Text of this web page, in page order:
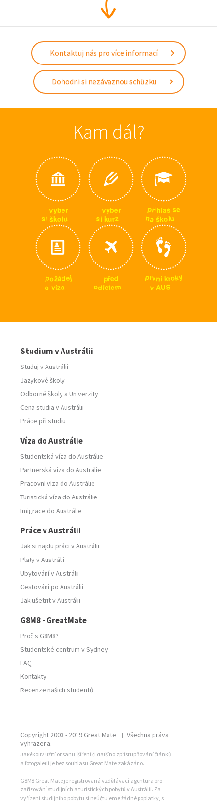
Kontaktuj nás pro více informací
Dohodni si nezávaznou schůzku
Kam dál?
vyber
si školu
vyber
si kurz
přihlaš se
na školu
požádej
o víza
před
odletem
prvníkroky
v AUS
Studium v Austrálii
Studuj v Austrálii
Jazykové školy
Odborné školy aUniverzity
Cena studia v Austrálii
Práce při studiu
Víza do Austrálie
Studentská víza do Austrálie
Partnerská víza do Austrálie
Pracovní víza do Austrálie
Turistická víza do Austrálie
Imigrace do Austrálie
Práce v Austrálii
Jak si najdu práci v Austrálii
Platy v Austrálii
Ubytování v Austrálii
Cestování po Austrálii
Jak ušetrit v Austrálii
G8M8 - GreatMate
Proč s G8M8?
Studentské centrum v Sydney
FAQ
Kontakty
Recenze našich studentů
Copyright 2003 - 2019 Great Mate |
Všechna práva
vyhrazena.
Jakékoliv užití obsahu, šíření či dalšího zpřístupňování článků
a fotogalerií je bez souhlasu Great Mate zakázáno.
G8M8 Great Mate je registrovaná vzdělávací agentura pro
zařizování studijních a turistických pobytů v Austrálii. Za
vyřízení studijního pobytu si neúčtujeme žádné poplatky, s